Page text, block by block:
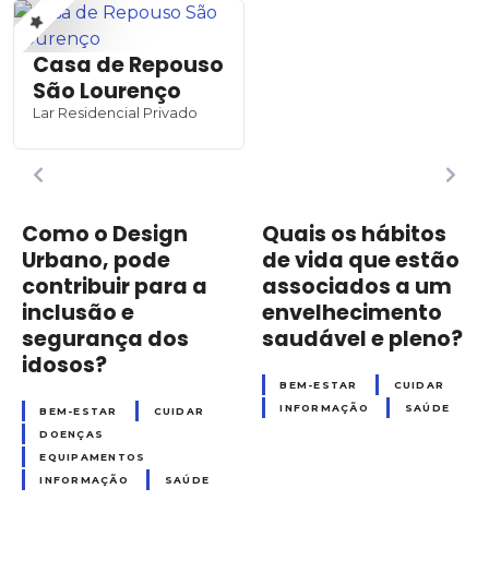
Casa de Repouso
São Lourenço
Lar Residencial Privado
Como o Design
Urbano, pode
contribuir para a
inclusão e
segurança dos
idosos?
BEM-ESTAR
CUIDAR
DOENÇAS
EQUIPAMENTOS
INFORMAÇÃO
SAÚDE
Quais os hábitos
de vida que estão
associados a um
envelhecimento
saudável e pleno?
BEM-ESTAR
CUIDAR
INFORMAÇÃO
SAÚDE